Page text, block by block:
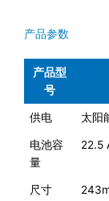
产品参数
产品型
号
供电 太阳
电池容
量
22.5
尺寸